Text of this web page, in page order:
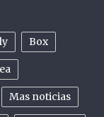
Box
Mas noticias